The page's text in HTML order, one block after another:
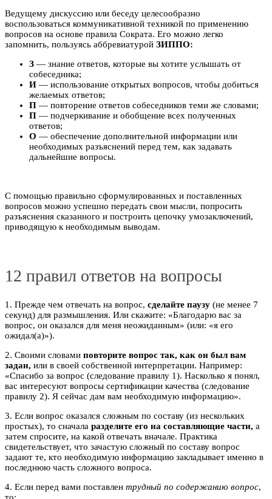
Ведущему дискуссию или беседу целесообразно
воспользоваться коммуникативной техникой по применению
вопросов на основе правила Сократа. Его можно легко
запомнить, пользуясь аббревиатурой ЗИППО:
З — знание ответов, которые вы хотите услышать от
собеседника;
И — использование открытых вопросов, чтобы добиться
желаемых ответов;
П — повторение ответов собеседников теми же словами;
П — подчеркивание и обобщение всех полученных
ответов;
О — обеспечение дополнительной информации или
необходимых разъяснений перед тем, как задавать
дальнейшие вопросы.
С помощью правильно сформулированных и поставленных
вопросов можно успешно передать свои мысли, попросить
разъяснения сказанного и построить цепочку умозаключений,
приводящую к необходимым выводам.
12 правил ответов на вопросы
1. Прежде чем отвечать на вопрос, сделайте паузу (не менее 7
секунд) для размышления. Или скажите: «Благодарю вас за
вопрос, он оказался для меня неожиданным» (или: «я его
ожидал(а)»).
2. Своими словами повторите вопрос так, как он был вам
задан, или в своей собственной интерпретации. Например:
«Спасибо за вопрос (следование правилу 1). Насколько я понял,
вас интересуют вопросы сертификации качества (следование
правилу 2). Я сейчас дам вам необходимую информацию».
3. Если вопрос оказался сложным по составу (из нескольких
простых), то сначала разделите его на составляющие части, а
затем спросите, на какой отвечать вначале. Практика
свидетельствует, что зачастую сложный по составу вопрос
задают те, кто необходимую информацию закладывает именно в
последнюю часть сложного вопроса.
4. Если перед вами поставлен трудный по содержанию вопрос,
то: